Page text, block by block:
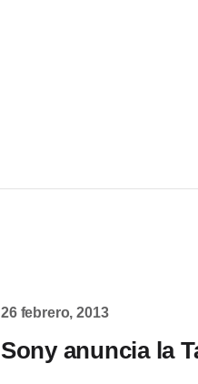
26 febrero, 2013
Sony anuncia la